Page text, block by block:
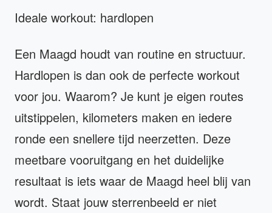
Ideale workout: hardlopen
Een Maagd houdt van routine en structuur.
Hardlopen is dan ook de perfecte workout
voor jou. Waarom? Je kunt je eigen routes
uitstippelen, kilometers maken en iedere
ronde een snellere tijd neerzetten. Deze
meetbare vooruitgang en het duidelijke
resultaat is iets waar de Maagd heel blij van
wordt. Staat jouw sterrenbeeld er niet